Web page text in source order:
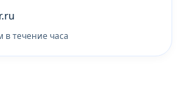
течение часа